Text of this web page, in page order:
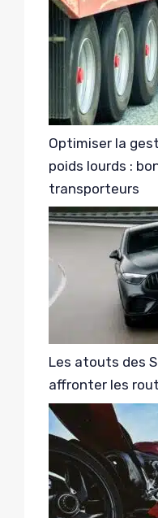
Optimiser la
poids lourds :
transporteurs
Les atouts des
affronter les